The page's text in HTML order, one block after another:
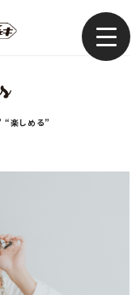
“楽しめる”